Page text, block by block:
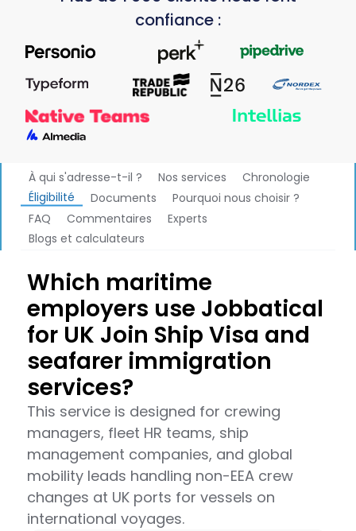
confiance :
À qui s'adresse-t-il ? Nos services
Chronologie
Éligibilité
Documents
Pourquoi nous choisir ?
FAQ
Commentaires
Experts
Blogs et calculateurs
Which maritime
employers use Jobbatical
for UK Join Ship Visa and
seafarer immigration
services?
This service is designed for crewing
managers, fleet HR teams, ship
management companies, and global
mobility leads handling non-EEA crew
changes at UK ports for vessels on
international voyages.